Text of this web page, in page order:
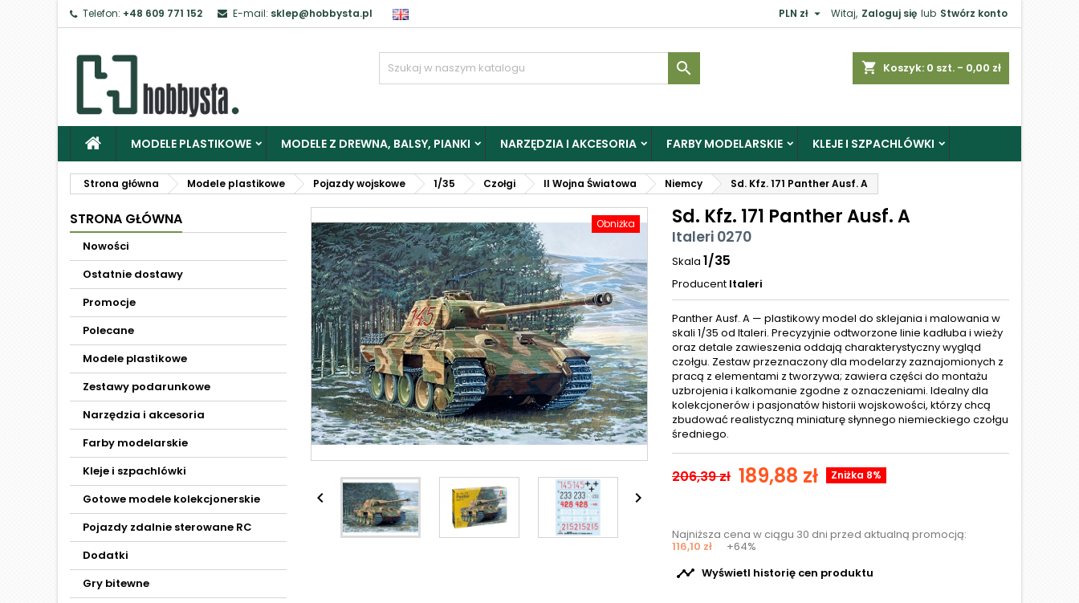
Telefon: +48 609 771 152 E-mail: sklep@hobbysta.pl Witaj, Zaloguj się lub Stwórz konto
PLN zł 
shopping_cart Koszyk: 0 szt. - 0,00 zł

MODELE PLASTIKOWE MODELE Z DREWNA, BALSY, PIANKI NARZĘDZIA I AKCESORIA FARBY MODELARSKIE KLEJE I SZPACHLÓWKI
Strona główna Modele plastikowe Pojazdy wojskowe 1/35 Czołgi II Wojna Światowa Niemcy Sd. Kfz. 171 Panther Ausf. A
STRONA GŁÓWNA
Nowości
Ostatnie dostawy
Promocje
Polecane
Modele plastikowe
Zestawy podarunkowe
Narzędzia i akcesoria
Farby modelarskie
Kleje i szpachlówki
Gotowe modele kolekcjonerskie
Pojazdy zdalnie sterowane RC
Dodatki
Gry bitewne
Obniżka
 
Sd. Kfz. 171 Panther Ausf. A
Italeri 0270
Skala 1/35
Producent Italeri
Panther Ausf. A — plastikowy model do sklejania i malowania w
skali 1/35 od Italeri. Precyzyjnie odtworzone linie kadłuba i wieży
oraz detale zawieszenia oddają charakterystyczny wygląd
czołgu. Zestaw przeznaczony dla modelarzy zaznajomionych z
pracą z elementami z tworzywa; zawiera części do montażu
uzbrojenia i kalkomanie zgodne z oznaczeniami. Idealny dla
kolekcjonerów i pasjonatów historii wojskowości, którzy chcą
zbudować realistyczną miniaturę słynnego niemieckiego czołgu
średniego.
206,39 zł 189,88 zł Zniżka 8%
Najniższa cena w ciągu 30 dni przed aktualną promocją:
116,10 zł +64%
 Wyświetl historię cen produktu